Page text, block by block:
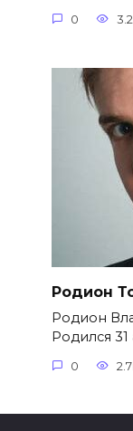
0
Родион
Родион
Родился 31
0